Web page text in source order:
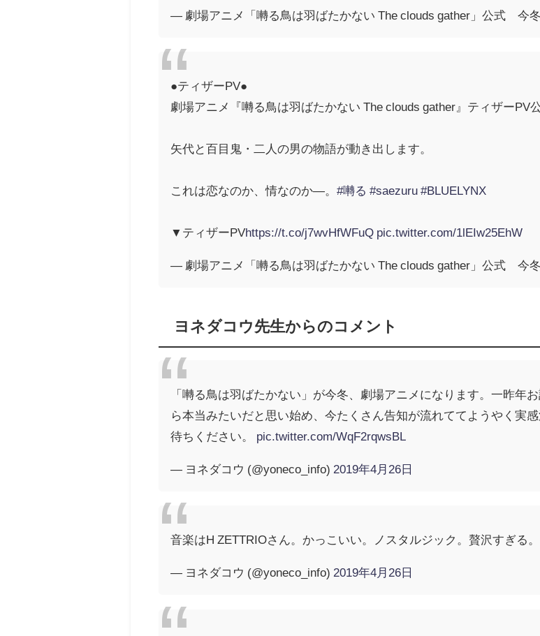
— 劇場アニメ「囀る鳥は羽ばたかない The clouds gather」公式 今
●ティザーPV●
劇場アニメ『囀る鳥は羽ばたかない The clouds gather』ティザーPV
矢代と百目鬼・二人の男の物語が動き出します。
これは恋なのか、情なのか―。#囀る #saezuru #BLUELYNX
▼ティザーPVhttps://t.co/j7wvHfWFuQ pic.twitter.com/1lEIw25EhW
— 劇場アニメ「囀る鳥は羽ばたかない The clouds gather」公式 今
ヨネダコウ先生からのコメント
「囀る鳥は羽ばたかない」が今冬、劇場アニメになります。一昨年
ら本当みたいだと思い始め、今たくさん告知が流れててようやく実
待ちください。 pic.twitter.com/WqF2rqwsBL
— ヨネダコウ (@yoneco_info) 2019年4月26日
音楽はH ZETTRIOさん。かっこいい。ノスタルジック。贅沢すぎる。
— ヨネダコウ (@yoneco_info) 2019年4月26日